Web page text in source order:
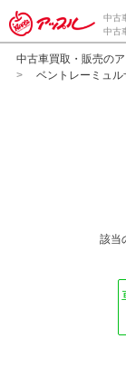
中古
中古
中古車買取・販売の
ベントレーミュ
該当